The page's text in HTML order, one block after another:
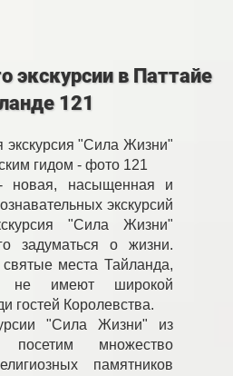
экскурсии в Паттайе
121
экскурсия "Сила Жизни"
гидом - фото 121
насыщенная и
экскурсий
"Сила Жизни"
задуматься о жизни.
места Тайланда,
не имеют широкой
гостей Королевства.
"Сила Жизни" из
множество
памятников